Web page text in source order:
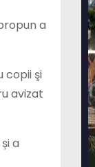
a
copii şi
avizat
a